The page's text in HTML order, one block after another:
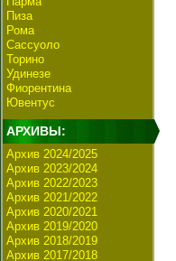
Пиза
Рома
Сассуоло
Торино
Удинезе
Фиорентина
Ювентус
АРХИВЫ:
Архив 2024/2025
Архив 2023/2024
Архив 2022/2023
Архив 2021/2022
Архив 2020/2021
Архив 2019/2020
Архив 2018/2019
Архив 2017/2018